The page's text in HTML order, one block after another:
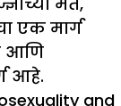
एक मार्ग
आणि
आहे.
and